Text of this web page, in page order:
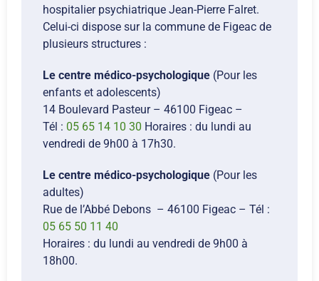
hospitalier psychiatrique Jean-Pierre Falret.
Celui-ci dispose sur la commune de Figeac de
plusieurs structures :
Le centre médico-psychologique (Pour les
enfants et adolescents)
14 Boulevard Pasteur – 46100 Figeac –
Tél : 05 65 14 10 30 Horaires : du lundi au
vendredi de 9h00 à 17h30.
Le centre médico-psychologique (Pour les
adultes)
Rue de l’Abbé Debons – 46100 Figeac – Tél :
05 65 50 11 40
Horaires : du lundi au vendredi de 9h00 à
18h00.